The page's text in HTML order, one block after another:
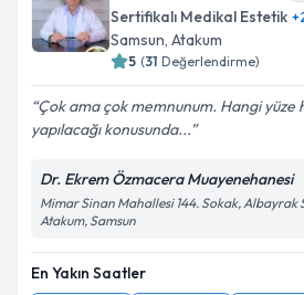
Sertifikalı Medikal Estetik +
Samsun, Atakum
5 (31 Değerlendirme)
Çok ama çok memnunum. Hangi yüze
yapılacağı konusunda...
Dr. Ekrem Özmacera Muayenehanesi
Mimar Sinan Mahallesi 144. Sokak, Albayrak
Atakum, Samsun
En Yakın Saatler